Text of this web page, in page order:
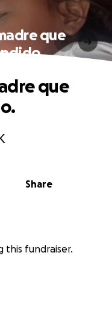
que
Share
que
this fundraiser.